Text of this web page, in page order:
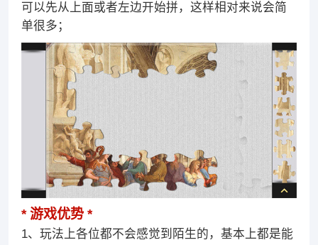
可以先从上面或者左边开始拼，这样相对来说会简
单很多；
游戏优势
1、玩法上各位都不会感觉到陌生的，基本上都是能